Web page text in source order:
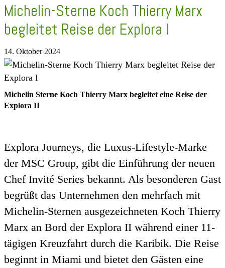
Michelin-Sterne Koch Thierry Marx
begleitet Reise der Explora I
14. Oktober 2024
Michelin Sterne Koch Thierry Marx begleitet eine Reise der
Explora II
Explora Journeys, die Luxus-Lifestyle-Marke
der MSC Group, gibt die Einführung der neuen
Chef Invité Series bekannt. Als besonderen Gast
begrüßt das Unternehmen den mehrfach mit
Michelin-Sternen ausgezeichneten Koch Thierry
Marx an Bord der Explora II während einer 11-
tägigen Kreuzfahrt durch die Karibik. Die Reise
beginnt in Miami und bietet den Gästen eine